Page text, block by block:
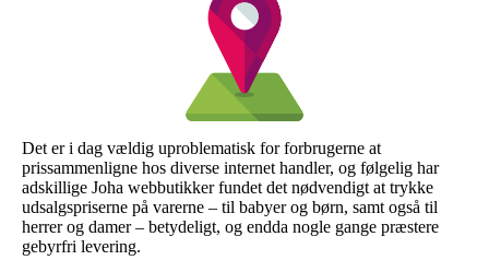
Det er i dag vældig uproblematisk for forbrugerne at
prissammenligne hos diverse internet handler, og følgelig har
adskillige Joha webbutikker fundet det nødvendigt at trykke
udsalgspriserne på varerne – til babyer og børn, samt også til
herrer og damer – betydeligt, og endda nogle gange præstere
gebyrfri levering.